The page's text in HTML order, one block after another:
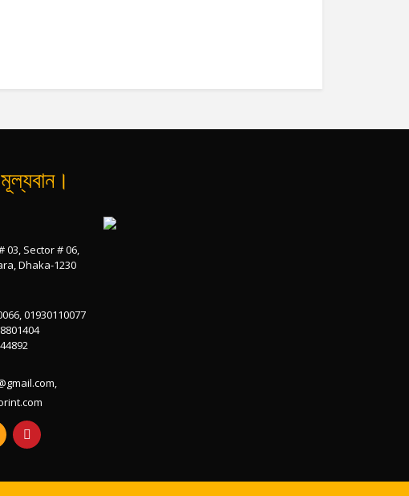
03, Sector # 06,
Dhaka-1230
01930110077